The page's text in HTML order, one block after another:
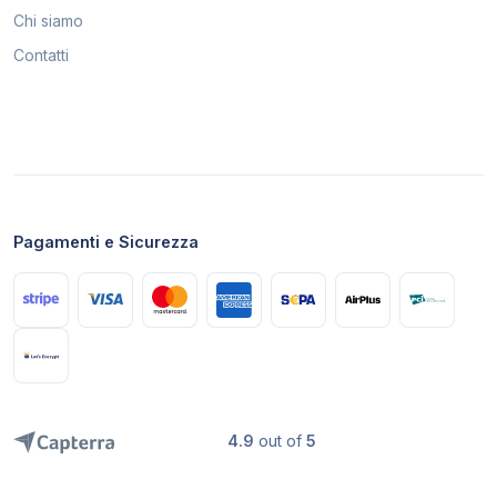
Chi siamo
Contatti
Pagamenti e Sicurezza
4.9 out of5